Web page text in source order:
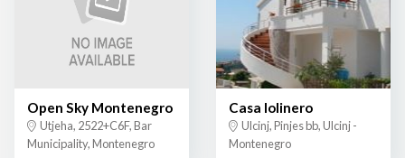
Open Sky Montenegro
Utjeha, 2522+C6F, Bar
Municipality, Montenegro
Casa lolinero
Ulcinj, Pinjes bb, Ulcinj -
Montenegro